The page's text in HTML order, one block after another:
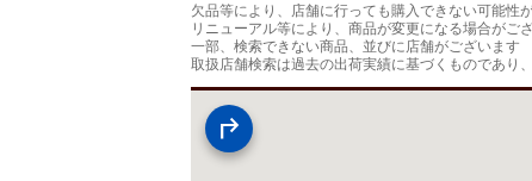
欠品等により、店舗に行っても購入できない可能性
リニューアル等により、商品が変更になる場合がご
一部、検索できない商品、並びに店舗がございます
取扱店舗検索は過去の出荷実績に基づくものであり